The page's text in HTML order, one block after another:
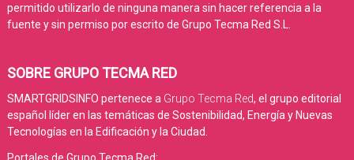
permitido utilizarlo de ninguna manera sin hacer referencia a la
fuente y sin permiso por escrito de Grupo Tecma Red S.L.
SOBRE GRUPO TECMA RED
SMARTGRIDSINFO pertenece a Grupo Tecma Red, el grupo editorial
español líder en las temáticas de Sostenibilidad, Energía y Nuevas
Tecnologías en la Edificación y la Ciudad.
Portales de Grupo Tecma Red: